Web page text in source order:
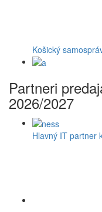
Košický
Partneri
2026/2027
Hlavný IT partner